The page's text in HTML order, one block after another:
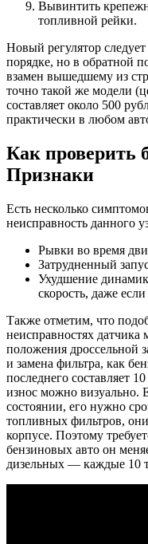
Вывинтить
топливной рейки.
Новый регулятор
порядке, но в обратной
взамен вышедшему из
точно такой же модели
составляет около 500
практически в любом
Как проверить
Признаки
Есть несколько
неисправность данного
Рывки во время
Затрудненный
Ухудшение
скорость, даже
Также отметим, что
неисправностях датчика
положения дроссельной
и замена фильтра, как
последнего составляет
износ можно визуально.
состоянии, его нужно
топливных фильтров,
корпусе. Поэтому
бензиновых авто он
дизельных — каждые 10